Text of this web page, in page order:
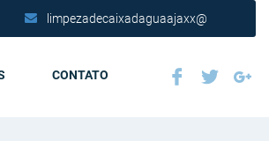
limpezadecaixadaguaajaxx@
CONTATO